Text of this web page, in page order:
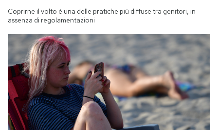
Coprirne il volto è una delle pratiche più diffuse tra genitori, in
assenza di regolamentazioni